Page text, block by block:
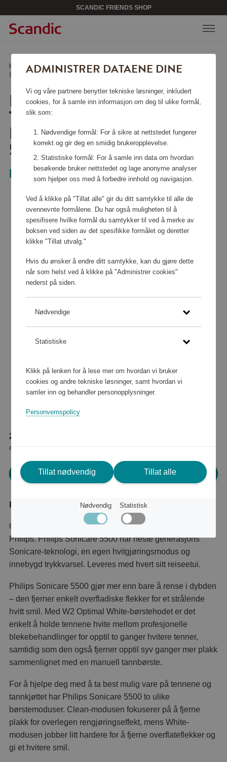
SCANDIC FRIENDS SHOP
Hjem /Hjemelektronikk/Personlig pleie/
Elektrisk Tannbørste 2-pakning Sonicare 5500 HX7119/01
ELEKTRISK
TANNBØRSTE 2-
PAKNING SONICARE
5500 HX7119/01
Philips
276 640 poeng
eller
Logg inn for å handle
Produktbeskrivelse
Oppdater pussrutinen med dette 2-pakningssettet fra
Philips. Philips Sonicare 5500 har neste generasjons
Sonicare-teknologi, en egen hvitgjøringsmodus og
innebygd trykkvarsel. Leveres med hvert sitt reiseetui.
Philips Sonicare 5500 gjør mer enn bare å rense i dybden
– den fjerner enkelt overfladiske flekker for et strålende
hvitt smil. Med W2 Optimal White-børstehodet er det
enkelt å holde tennene hvite mellom profesjonelle
blekebehandlinger for opptil to ganger hvitere tenner,
samtidig som den også fjerner opptil syv ganger mer plakk
sammenlignet med en manuell tannbørste.
For å hjelpe deg med å ta best mulig vare på tennene og
tannkjøttet har Philips Sonicare 5500 to ulike
børstemoduser. Clean-modusen fokuserer på å fjerne
plakk for overlegen rengjøringseffekt, mens White-
modusen jobber litt hardere for å fjerne overflateflekker og
gi et hvitere smil.
ADMINISTRER DATAENE DINE
Vi og våre partnere benytter tekniske løsninger, inkludert
cookies, for å samle inn informasjon om deg til ulike formål,
slik som:
Nødvendige formål: For å sikre at nettstedet fungerer
korrekt og gir deg en smidig brukeropplevelse.
Statistiske formål: For å samle inn data om hvordan
besøkende bruker nettstedet og lage anonyme analyser
som hjelper oss med å forbedre innhold og navigasjon.
Ved å klikke på "Tillat alle" gir du ditt samtykke til alle de
ovennevnte formålene. Du har også muligheten til å
spesifisere hvilke formål du samtykker til ved å merke av
boksen ved siden av det spesifikke formålet og deretter
klikke "Tillat utvalg."
Hvis du ønsker å endre ditt samtykke, kan du gjøre dette
når som helst ved å klikke på "Administrer cookies"
nederst på siden.
Nødvendige
Statistiske
Klikk på lenken for å lese mer om hvordan vi bruker
cookies og andre tekniske løsninger, samt hvordan vi
samler inn og behandler personopplysninger.
Personvernspolicy
Tillat nødvendig Tillat alle
Nødvendig Statistisk